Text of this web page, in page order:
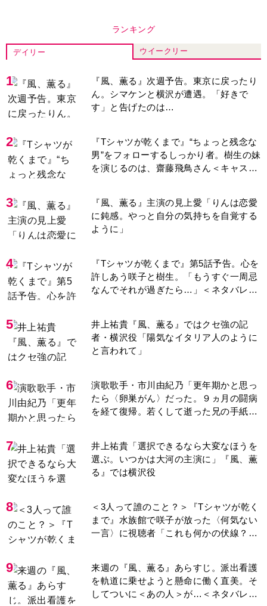
ランキング
デイリー ウイークリー
1
『風、薫る』次週予告。東京に戻ったり
ん。シマケンと横沢が遭遇。「好きで
す」と告げたのは…
2
『Tシャツが乾くまで』“ちょっと残念な
男”をフォローするしっかり者。樹生の妹
を演じるのは、齋藤飛鳥さん＜キャスト
3
『風、薫る』主演の見上愛「りんは恋愛
に鈍感。やっと自分の気持ちを自覚する
ように」
4
『Tシャツが乾くまで』第5話予告。心を
許しあう咲子と樹生。「もうすぐ一周忌
なんでそれが過ぎたら…」＜ネタバレあ
5
井上祐貴『風、薫る』ではクセ強の記
者・横沢役「陽気なイタリア人のように
と言われて」
6
演歌歌手・市川由紀乃「更年期かと思っ
たら〈卵巣がん〉だった。９ヵ月の闘病
を経て復帰。若くして逝った兄の手紙を
7
井上祐貴「選択できるなら大変なほうを
選ぶ。いつかは大河の主演に」『風、薫
る』では横沢役
8
＜3人って誰のこと？＞『Tシャツが乾く
まで』水族館で咲子が放った〈何気ない
一言〉に視聴者「これも何かの伏線？」
9
来週の『風、薫る』あらすじ。派出看護
を軌道に乗せようと懸命に働く直美。そ
してついに＜あの人＞が…＜ネタバレあ